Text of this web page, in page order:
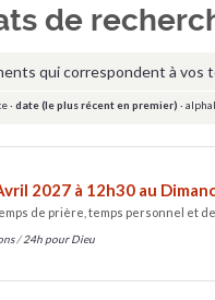
de
qui correspondent à vos
· date (le plus récent en premier) ·
2027 à 12h30 au
de prière, temps personnel et
/24h pour Dieu